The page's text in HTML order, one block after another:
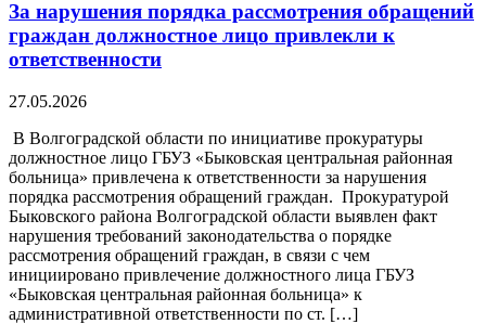
За нарушения порядка рассмотрения обращений
граждан должностное лицо привлекли к
ответственности
27.05.2026
В Волгоградской области по инициативе прокуратуры
должностное лицо ГБУЗ «Быковская центральная районная
больница» привлечена к ответственности за нарушения
порядка рассмотрения обращений граждан. Прокуратурой
Быковского района Волгоградской области выявлен факт
нарушения требований законодательства о порядке
рассмотрения обращений граждан, в связи с чем
инициировано привлечение должностного лица ГБУЗ
«Быковская центральная районная больница» к
административной ответственности по ст. […]